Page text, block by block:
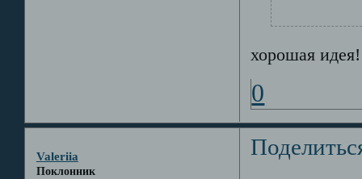
хорошая
0
Valeriia
Поклонник